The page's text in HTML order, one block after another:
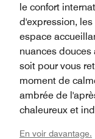
le confort
d'expression,
espace
nuances
soit pour vous
moment de
ambrée de
chaleureux et
En voir davantage.